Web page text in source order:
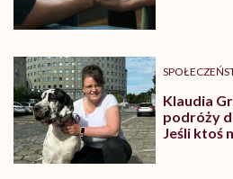
Klaudia
podróży
Jeśli ktoś